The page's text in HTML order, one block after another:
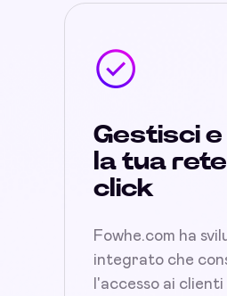
Gestisci
la tua
click
Fowhe.com ha
integrato che
l'accesso ai